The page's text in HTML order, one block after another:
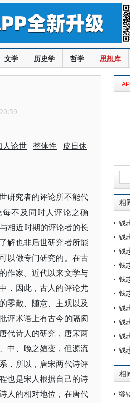
文学 历史学 哲学 思想库
人论世 整体性 皮日休
研究者的评论所不能代
不及同时人评论之确
相近时期的评论者的长
解也非后世研究者所能
以做专门研究的。在古
作家。近代以来文学与
，因此，古人的评论尤
零散、随意、主观以及
评术语上有古今的隔阂
代诗人的研究，唐宋两
中、晚之嬗变，但源流
，所以，唐宋两代诗评
也是宋人根据自己的诗
人的相对地位，在唐代
相
钱
钱
相
缪